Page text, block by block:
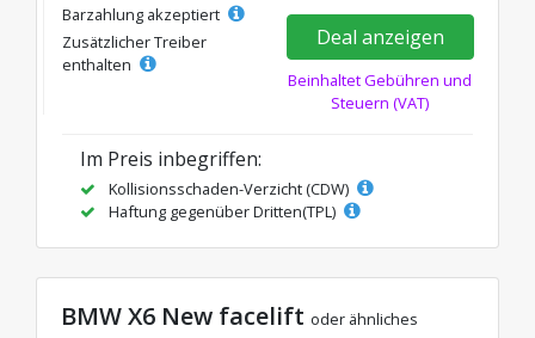
Barzahlung akzeptiert
Zusätzlicher Treiber
enthalten
Deal anzeigen
Beinhaltet Gebühren und
Steuern (VAT)
Im Preis inbegriffen:
Kollisionsschaden-Verzicht (CDW)
Haftung gegenüber Dritten(TPL)
BMW X6 New facelift oder ähnliches